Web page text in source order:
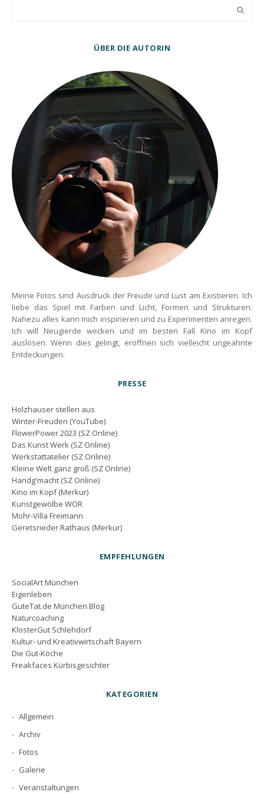
ÜBER DIE AUTORIN
Meine Fotos sind Ausdruck der Freude und Lust am Existieren. Ich
liebe das Spiel mit Farben und Licht, Formen und Strukturen.
Nahezu alles kann mich inspirieren und zu Experimenten anregen.
Ich will Neugierde wecken und im besten Fall Kino im Kopf
auslösen. Wenn dies gelingt, eröffnen sich vielleicht ungeahnte
Entdeckungen.
PRESSE
Holzhauser stellen aus
Winter-Freuden (YouTube)
FlowerPower 2023 (SZ Online)
Das Kunst Werk (SZ Online)
Werkstattatelier (SZ Online)
Kleine Welt ganz groß (SZ Online)
Handg'macht (SZ Online)
Kino im Kopf (Merkur)
Kunstgewölbe WOR
Mohr-Villa Freimann
Geretsrieder Rathaus (Merkur)
EMPFEHLUNGEN
SocialArt München
Eigenleben
GuteTat.de München Blog
Naturcoaching
KlosterGut Schlehdorf
Kultur- und Kreativwirtschaft Bayern
Die Gut-Köche
Freakfaces Kürbisgesichter
KATEGORIEN
Allgemein
Archiv
Fotos
Galerie
Veranstaltungen